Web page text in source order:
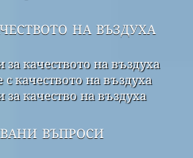
на въздуха
за качеството на въздуха
качеството на въздуха
за качество на въздуха
въпроси